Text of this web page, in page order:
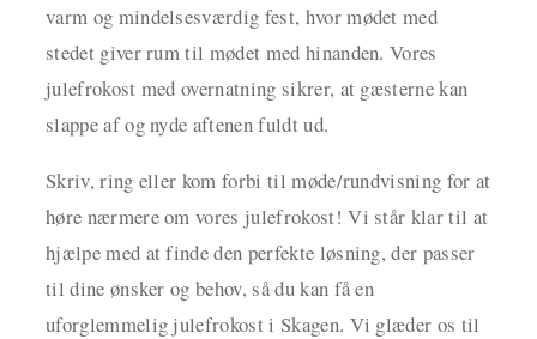
varm og mindelsesværdig fest, hvor mødet med
stedet giver rum til mødet med hinanden. Vores
julefrokost med overnatning sikrer, at gæsterne kan
slappe af og nyde aftenen fuldt ud.
Skriv, ring eller kom forbi til møde/rundvisning for at
høre nærmere om vores julefrokost! Vi står klar til at
hjælpe med at finde den perfekte løsning, der passer
til dine ønsker og behov, så du kan få en
uforglemmelig julefrokost i Skagen. Vi glæder os til